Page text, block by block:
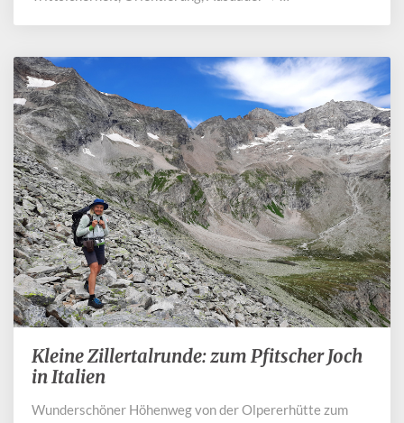
Kleine
Zillertalrunde:
Pfitscher
Kleine Zillertalrunde: zum Pfitscher Joch
in Italien
Wunderschöner Höhenweg von der Olpererhütte zum